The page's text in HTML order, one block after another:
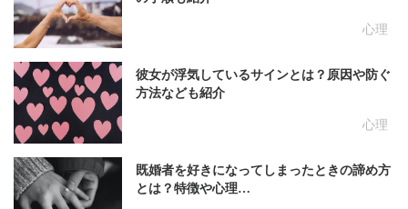
心理
心理
彼女が浮気しているサインとは？原因や防ぐ
方法なども紹介
既婚者を好きになってしまったときの諦め方
とは？特徴や心理…